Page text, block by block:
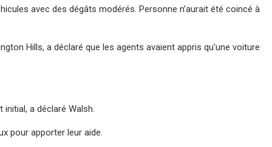
avec des dégâts modérés. Personne n’aurait été coincé à
Hills, a déclaré que les agents avaient appris qu'une voiture
a déclaré Walsh.
pour apporter leur aide.